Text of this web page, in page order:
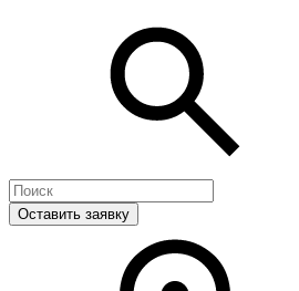
Оставить заявку